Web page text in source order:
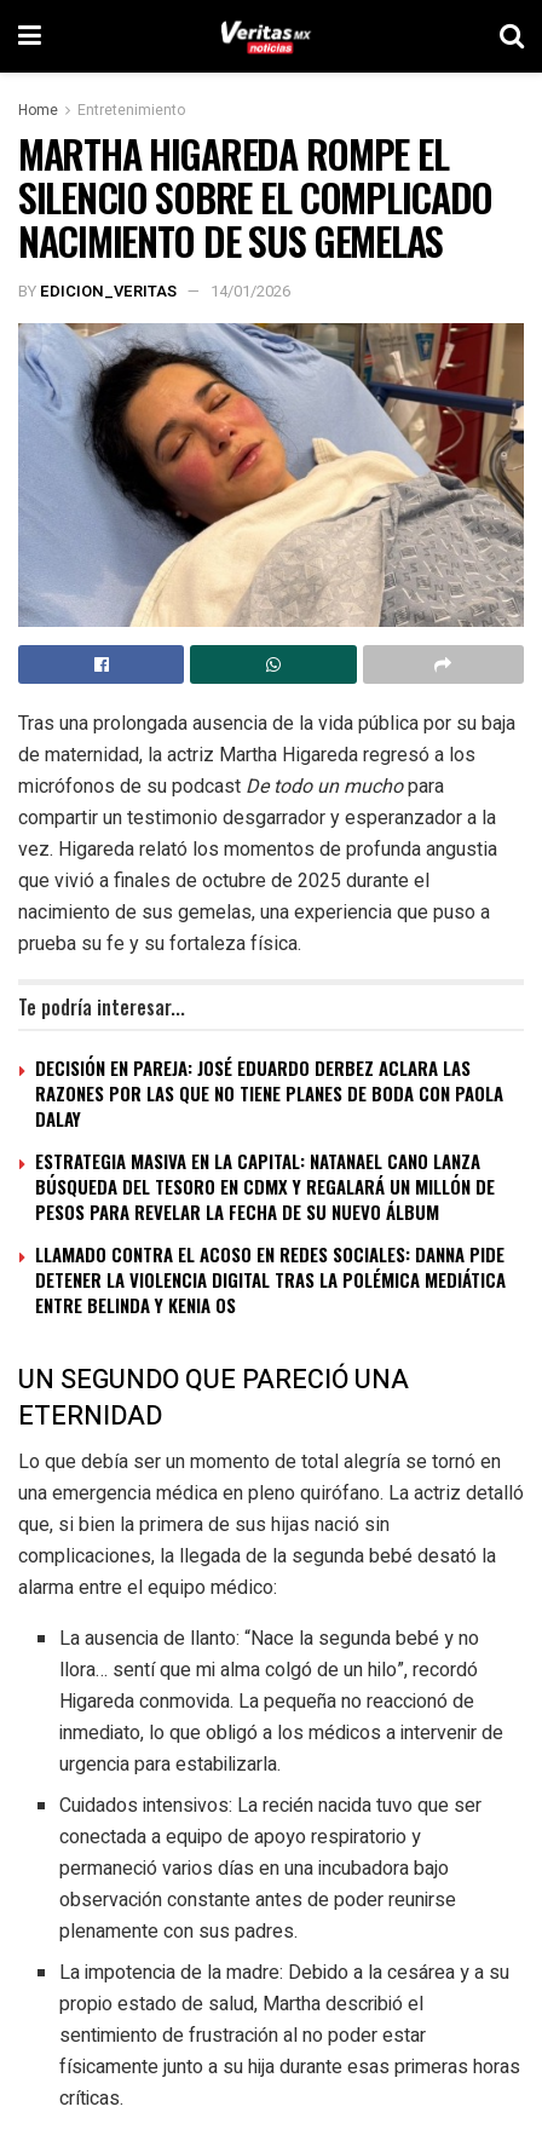
Home Entretenimiento
MARTHA HIGAREDA ROMPE EL
SILENCIO SOBRE EL COMPLICADO
NACIMIENTO DE SUS GEMELAS
BY EDICION_VERITAS 14/01/2026
Tras una prolongada ausencia de la vida pública por su baja
de maternidad, la actriz Martha Higareda regresó a los
micrófonos de su podcast De todo un muchopara
compartir un testimonio desgarrador y esperanzador a la
vez. Higareda relató los momentos de profunda angustia
que vivió a finales de octubre de 2025 durante el
nacimiento de sus gemelas, una experiencia que puso a
prueba su fe y su fortaleza física.
Te podría interesar...
DECISIÓN EN PAREJA: JOSÉ EDUARDO DERBEZ ACLARA LAS
RAZONES POR LAS QUE NO TIENE PLANES DE BODA CON PAOLA
DALAY
ESTRATEGIA MASIVA EN LA CAPITAL: NATANAEL CANO LANZA
BÚSQUEDA DEL TESORO EN CDMX Y REGALARÁ UN MILLÓN DE
PESOS PARA REVELAR LA FECHA DE SU NUEVO ÁLBUM
LLAMADO CONTRA EL ACOSO EN REDES SOCIALES: DANNA PIDE
DETENER LA VIOLENCIA DIGITAL TRAS LA POLÉMICA MEDIÁTICA
ENTRE BELINDA Y KENIA OS
UN SEGUNDO QUE PARECIÓ UNA
ETERNIDAD
Lo que debía ser un momento de total alegría se tornó en
una emergencia médica en pleno quirófano. La actriz detalló
que, si bien la primera de sus hijas nació sin
complicaciones, la llegada de la segunda bebé desató la
alarma entre el equipo médico:
La ausencia de llanto: “Nace la segunda bebé y no
llora… sentí que mi alma colgó de un hilo”, recordó
Higareda conmovida. La pequeña no reaccionó de
inmediato, lo que obligó a los médicos a intervenir de
urgencia para estabilizarla.
Cuidados intensivos: La recién nacida tuvo que ser
conectada a equipo de apoyo respiratorio y
permaneció varios días en una incubadora bajo
observación constante antes de poder reunirse
plenamente con sus padres.
La impotencia de la madre: Debido a la cesárea y a su
propio estado de salud, Martha describió el
sentimiento de frustración al no poder estar
físicamente junto a su hija durante esas primeras horas
críticas.